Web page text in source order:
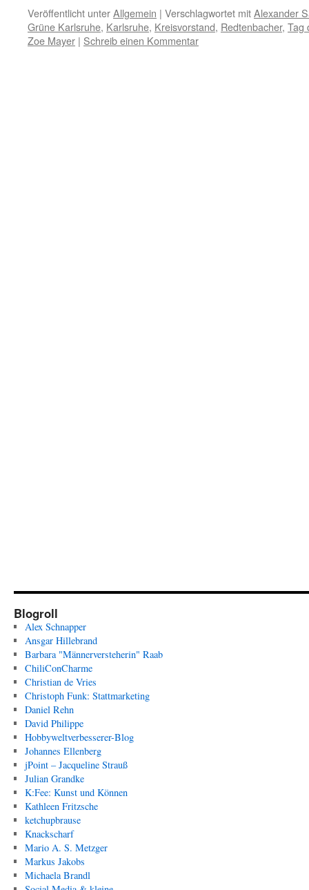
Veröffentlicht unterAllgemein | Verschlagwortet mitAlexander
Grüne Karlsruhe, Karlsruhe, Kreisvorstand, Redtenbacher, Tag
Zoe Mayer | Schreib einen Kommentar
Blogroll
Alex Schnapper
Ansgar Hillebrand
Barbara "Männerversteherin" Raab
ChiliConCharme
Christian de Vries
Christoph Funk: Stattmarketing
Daniel Rehn
David Philippe
Hobbyweltverbesserer-Blog
Johannes Ellenberg
jPoint – Jacqueline Strauß
Julian Grandke
K:Fee: Kunst und Können
Kathleen Fritzsche
ketchupbrause
Knackscharf
Mario A. S. Metzger
Markus Jakobs
Michaela Brandl